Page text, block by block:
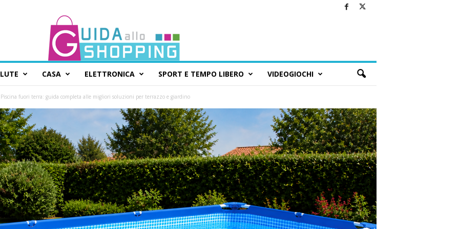
CASA ELETTRONICA SPORT E TEMPO LIBERO VIDEOGIOCHI
Piscina fuori terra: guida completa alle migliori soluzioni per terrazzo e giardino